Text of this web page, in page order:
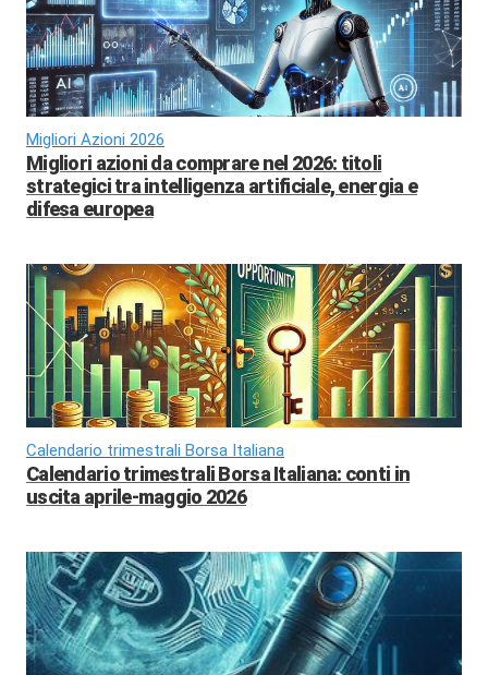
Migliori Azioni 2026
Migliori azioni da comprare nel 2026: titoli
strategici tra intelligenza artificiale, energia e
difesa europea
Calendario trimestrali Borsa Italiana
Calendario trimestrali Borsa Italiana: conti in
uscita aprile-maggio 2026